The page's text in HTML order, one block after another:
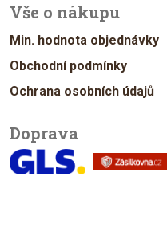
Vše o nákupu
Min. hodnota objednávky
Obchodní podmínky
Ochrana osobních údajů
Doprava